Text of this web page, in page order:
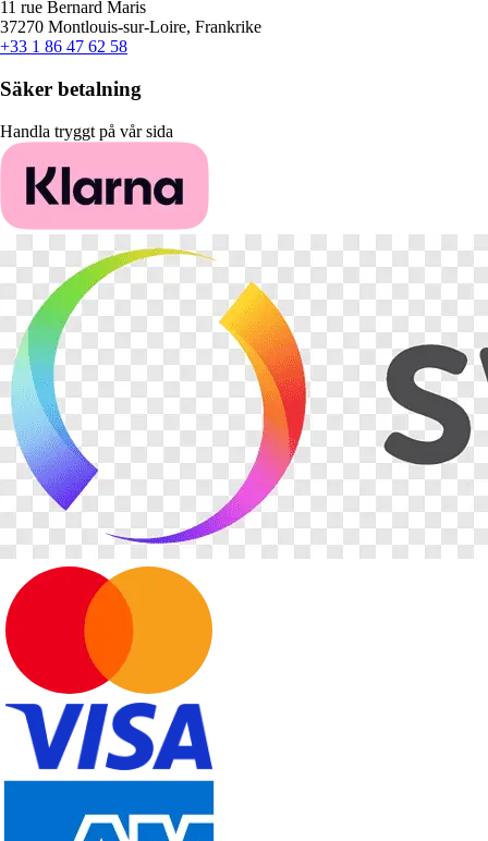
11 rue Bernard Maris
37270 Montlouis-sur-Loire, Frankrike
+33 1 86 47 62 58
Säker betalning
Handla tryggt på vår sida